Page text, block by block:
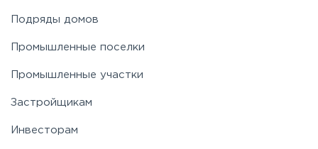
Подряды домов
Промышленные поселки
Промышленные участки
Застройщикам
Инвесторам